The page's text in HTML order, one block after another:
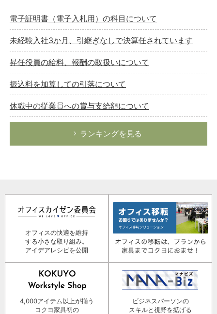
電子証明書（電子入札用）の科目について
未経験入社3か月、引継ぎなしで決算任されています
昇任役員の給料、報酬の取扱いについて
振込料を加算しての引落について
休職中の従業員への賞与支給額について
ランキングを見る
オフィスの快適を維持
する小さな取り組み。
アイデアレシピを公開
4,000アイテム以上が揃う
コクヨ家具初の
ビジネスパーソンの
スキルと視野を拡げる